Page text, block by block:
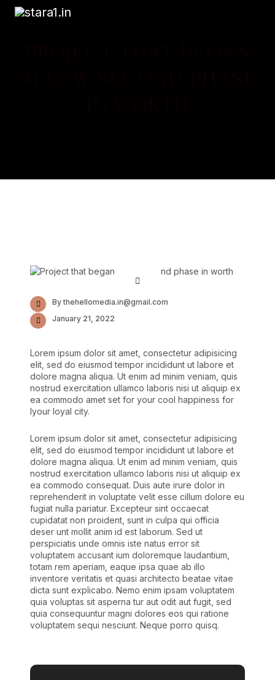
By thehellomedia.in@gmail.com
January 21, 2022
Lorem ipsum dolor sit amet, consectetur adipisicing
elit, sed do eiusmod tempor incididunt ut labore et
dolore magna aliqua. Ut enim ad minim veniam, quis
nostrud exercitation ullamco laboris nisi ut aliquip ex
ea commodo amet set for your cool happiness for
lyour loyal city.
Lorem ipsum dolor sit amet, consectetur adipisicing
elit, sed do eiusmod tempor incididunt ut labore et
dolore magna aliqua. Ut enim ad minim veniam, quis
nostrud exercitation ullamco laboris nisi ut aliquip ex
ea commodo consequat. Duis aute irure dolor in
reprehenderit in voluptate velit esse cillum dolore eu
fugiat nulla pariatur. Excepteur sint occaecat
cupidatat non proident, sunt in culpa qui officia
deser unt mollit anim id est laborum. Sed ut
perspiciatis unde omnis iste natus error sit
voluptatem accusant ium doloremque laudantium,
totam rem aperiam, eaque ipsa quae ab illo
inventore veritatis et quasi architecto beatae vitae
dicta sunt explicabo. Nemo enim ipsam voluptatem
quia voluptas sit asperna tur aut odit aut fugit, sed
quia consequuntur magni dolores eos qui ratione
voluptatem sequi nesciunt. Neque porro quisq.